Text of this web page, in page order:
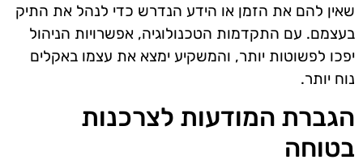
שאין להם את הזמן או הידע הנדרש כדי לנהל את התיק
בעצמם. עם התקדמות הטכנולוגיה, אפשרויות הניהול
יפכו לפשוטות יותר, והמשקיע ימצא את עצמו באקלים
נוח יותר.
הגברת המודעות לצרכנות
בטוחה